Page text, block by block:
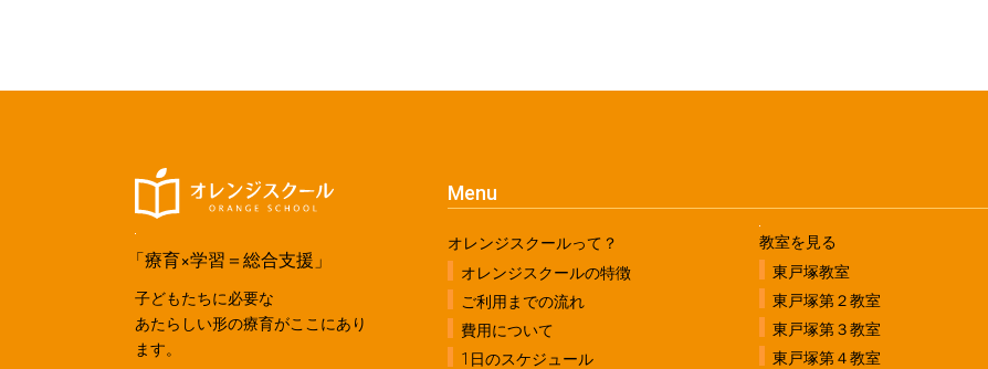
「療育×学習＝総合支援」
子どもたちに必要な
あたらしい形の療育がここにあり
ます。
Menu
オレンジスクールって？
オレンジスクールの特徴
ご利用までの流れ
費用について
1日のスケジュール
教室を見る
東戸塚教室
東戸塚第２教室
東戸塚第３教室
東戸塚第４教室